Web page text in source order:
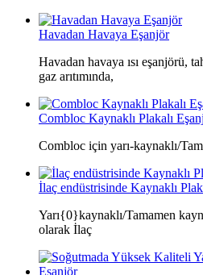
Havadan Havaya Eşanjör
Havadan havaya ısı eşanjörü,
gaz arıtımında,
Combloc Kaynaklı Plakalı
Combloc için yarı-kaynaklı/
İlaç endüstrisinde Kaynaklı
Yarı{0}kaynaklı/Tamamen
olarak İlaç